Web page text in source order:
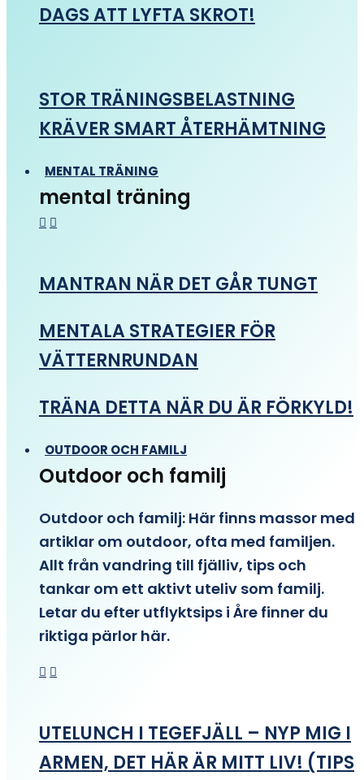
DAGS ATT LYFTA SKROT!
STOR TRÄNINGSBELASTNING
KRÄVER SMART ÅTERHÄMTNING
MENTAL TRÄNING
mental träning
MANTRAN NÄR DET GÅR TUNGT
MENTALA STRATEGIER FÖR
VÄTTERNRUNDAN
TRÄNA DETTA NÄR DU ÄR FÖRKYLD!
OUTDOOR OCH FAMILJ
Outdoor och familj
Outdoor och familj: Här finns massor med
artiklar om outdoor, ofta med familjen.
Allt från vandring till fjälliv, tips och
tankar om ett aktivt uteliv som familj.
Letar du efter utflyktsips i Åre finner du
riktiga pärlor här.
UTELUNCH I TEGEFJÄLL – NYP MIG I
ARMEN, DET HÄR ÄR MITT LIV! (TIPS